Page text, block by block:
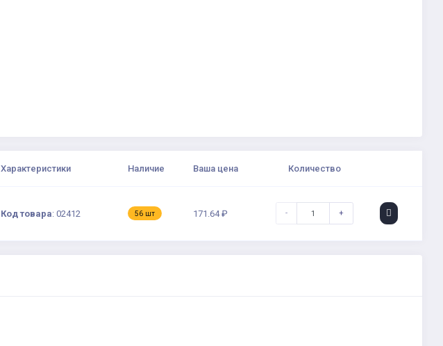
Характеристики Наличие Ваша цена Количество
Код товара: 02412 56 шт 171.64 ₽ - +